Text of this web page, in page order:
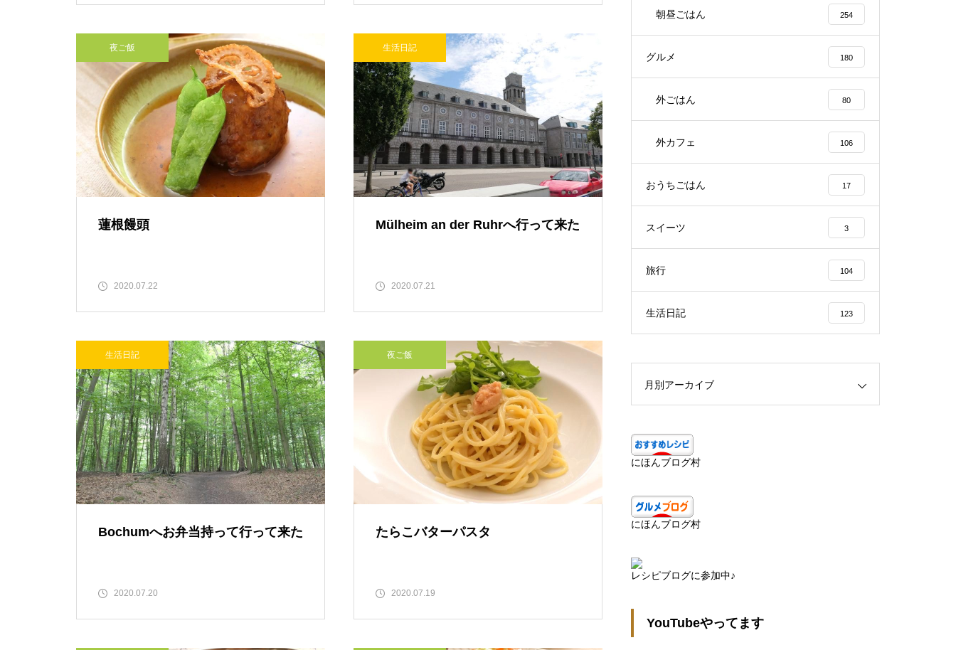
夜ご飯
蓮根饅頭
2020.07.22
生活日記
Mülheim an der Ruhrへ行って来た
2020.07.21
生活日記
Bochumへお弁当持って行って来た
2020.07.20
夜ご飯
たらこバターパスタ
2020.07.19
朝昼ごはん 254
グルメ 180
外ごはん 80
外カフェ 106
おうちごはん 17
スイーツ 3
旅行 104
生活日記 123
月別アーカイブ
にほんブログ村
にほんブログ村
レシピブログに参加中♪
YouTubeやってます